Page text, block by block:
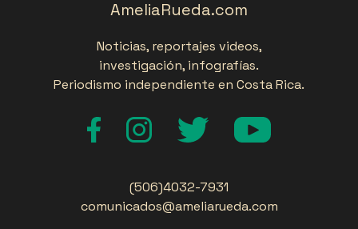
AmeliaRueda.com
Noticias, reportajes videos,
investigación, infografías.
Periodismo independiente en Costa Rica.
(506)4032-7931
comunicados@ameliarueda.com